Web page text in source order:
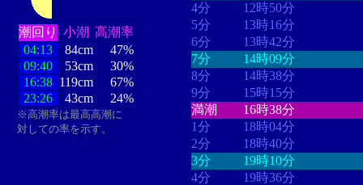
潮回り 小潮 高潮率
04:13
84cm
47%
09:40
53cm
30%
16:38 119cm
67%
23:26
43cm 24%
※高潮率は最高高潮に
対しての率を示す。
4分
12時50分
5分
13時16分
6分
13時42分
7分
14時09分
8分
14時38分
9分
15時15分
満潮
16時38分
1分
18時04分
2分
18時40分
3分
19時10分
4分
19時36分